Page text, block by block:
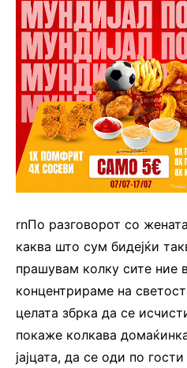
rnПо разговорот со
каква што сум бидејќи
прашувам колку сите ние
концентрираме на
целата збрка да се
покаже колкава
јајцата, да се оди по